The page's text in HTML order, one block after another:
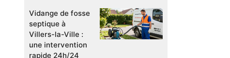
Vidange de fosse
septique à
Villers-la-Ville :
une intervention
rapide 24h/24